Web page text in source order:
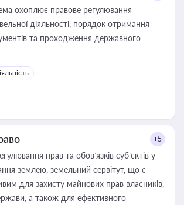
охоплює правове регулювання
діяльності, порядок отримання
та проходження державного
+5
прав та обов’язків суб’єктів у
землею, земельний сервітут, що є
для захисту майнових прав власників,
а також для ефективного